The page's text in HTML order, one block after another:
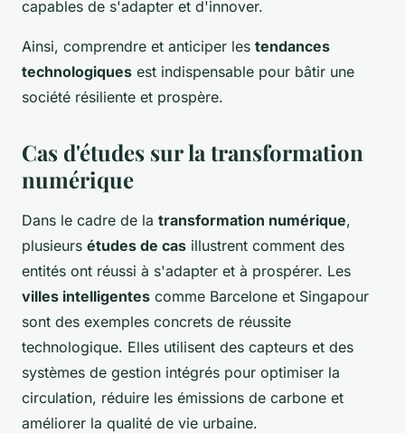
capables de s'adapter et d'innover.
Ainsi, comprendre et anticiper les tendances
technologiques est indispensable pour bâtir une
société résiliente et prospère.
Cas d'études sur la transformation
numérique
Dans le cadre de la transformation numérique,
plusieurs études de cas illustrent comment des
entités ont réussi à s'adapter et à prospérer. Les
villes intelligentes comme Barcelone et Singapour
sont des exemples concrets de réussite
technologique. Elles utilisent des capteurs et des
systèmes de gestion intégrés pour optimiser la
circulation, réduire les émissions de carbone et
améliorer la qualité de vie urbaine.